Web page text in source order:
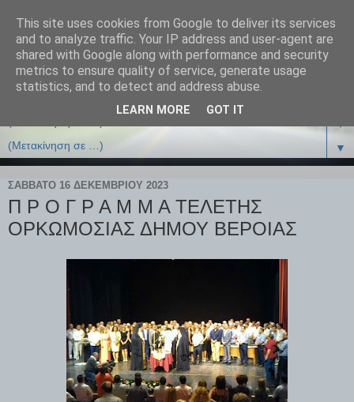
▼
▼
ΣΆΒΒΑΤΟ 16 ΔΕΚΕΜΒΡΊΟΥ 2023
Π Ρ Ο Γ Ρ Α Μ Μ Α ΤΕΛΕΤΗΣ
ΟΡΚΩΜΟΣΙΑΣ ΔΗΜΟΥ ΒΕΡΟΙΑΣ
This site uses cookies from Google to deliver its services
and to analyze traffic. Your IP address and user-agent are
shared with Google along with performance and security
metrics to ensure quality of service, generate usage
statistics, and to detect and address abuse.
LEARN MORE GOT IT